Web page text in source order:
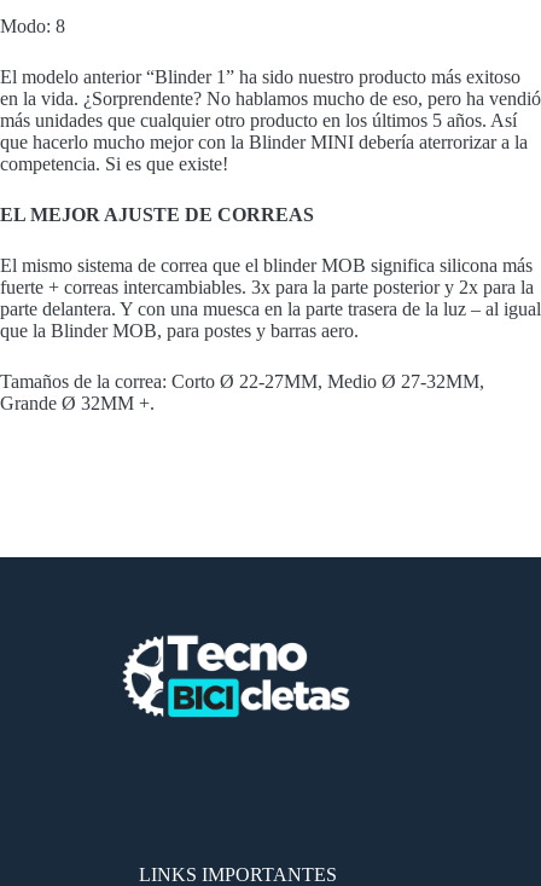
Modo: 8
El modelo anterior “Blinder 1” ha sido nuestro producto más exitoso
en la vida. ¿Sorprendente? No hablamos mucho de eso, pero ha vendió
más unidades que cualquier otro producto en los últimos 5 años. Así
que hacerlo mucho mejor con la Blinder MINI debería aterrorizar a la
competencia. Si es que existe!
EL MEJOR AJUSTE DE CORREAS
El mismo sistema de correa que el blinder MOB significa silicona más
fuerte + correas intercambiables. 3x para la parte posterior y 2x para la
parte delantera. Y con una muesca en la parte trasera de la luz – al igual
que la Blinder MOB, para postes y barras aero.
Tamaños de la correa: Corto Ø 22-27MM, Medio Ø 27-32MM,
Grande Ø 32MM +.
LINKS IMPORTANTES